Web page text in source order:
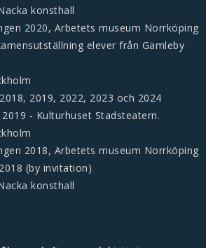
konsthall
2020, Arbetets museum Norrköping
elever från Gamleby
2019, 2022, 2023 och 2024
- Kulturhuset Stadsteatern.
2018, Arbetets museum Norrköping
(by invitation)
konsthall